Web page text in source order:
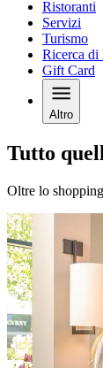
Ristoranti
Servizi
Turismo
Ricerca di
Gift Card
Altro
Tutto
Oltre lo